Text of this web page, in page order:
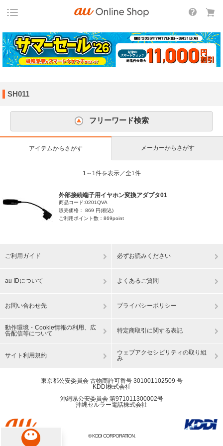
SH011
フリーワード検索
アイテムからさがす メーカーからさがす
1～1件を表示／全1件
外部接続端子用イヤホン変換アダプタ01
商品コード:0201QVA
販売価格： 869 円(税込)
ご利用ポイント数：869point
ご利用ガイド 必ずお読みください
au IDについて よくあるご質問
お問い合わせ先 プライバシーポリシー
動作環境・Cookie情報の利用、広
告配信等について
特定商取引に関する表記
サイト利用規約
ウェブアクセシビリティの取り組
み
東京都公安委員会 古物商許可番号 301001102509 号
KDDI株式会社
沖縄県公安委員会 第971011300002号
沖縄セルラー電話株式会社
© KDDI CORPORATION.